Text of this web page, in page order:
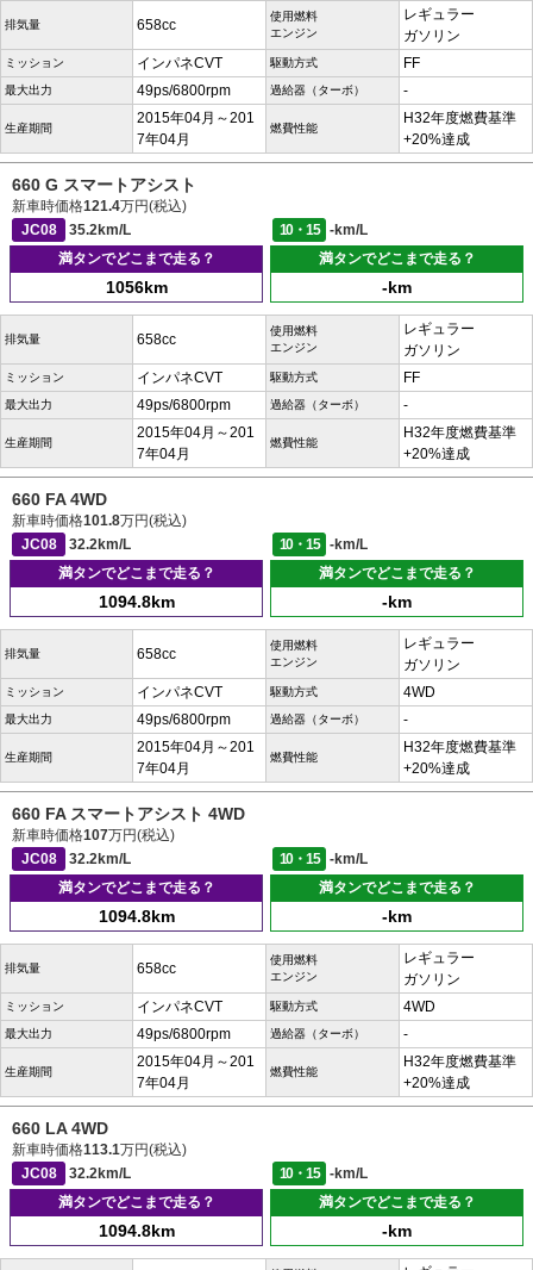
排気量 658cc
使用燃料
エンジン
レギュラー
ガソリン
ミッション インパネCVT 駆動方式 FF
最大出力 49ps/6800rpm 過給器（ターボ） -
生産期間
2015年04月～201
7年04月
燃費性能
H32年度燃費基準
+20%達成
660 G スマートアシスト
新車時価格121.4万円(税込)
JC08
35.2km/L 10・15
-km/L
満タンでどこまで走る？
1056km
満タンでどこまで走る？
-km
排気量 658cc
使用燃料
エンジン
レギュラー
ガソリン
ミッション インパネCVT 駆動方式 FF
最大出力 49ps/6800rpm 過給器（ターボ） -
生産期間
2015年04月～201
7年04月
燃費性能
H32年度燃費基準
+20%達成
660 FA 4WD
新車時価格101.8万円(税込)
JC08
32.2km/L 10・15
-km/L
満タンでどこまで走る？
1094.8km
満タンでどこまで走る？
-km
排気量 658cc
使用燃料
エンジン
レギュラー
ガソリン
ミッション インパネCVT 駆動方式 4WD
最大出力 49ps/6800rpm 過給器（ターボ） -
生産期間
2015年04月～201
7年04月
燃費性能
H32年度燃費基準
+20%達成
660 FA スマートアシスト 4WD
新車時価格107万円(税込)
JC08
32.2km/L 10・15
-km/L
満タンでどこまで走る？
1094.8km
満タンでどこまで走る？
-km
排気量 658cc
使用燃料
エンジン
レギュラー
ガソリン
ミッション インパネCVT 駆動方式 4WD
最大出力 49ps/6800rpm 過給器（ターボ） -
生産期間
2015年04月～201
7年04月
燃費性能
H32年度燃費基準
+20%達成
660 LA 4WD
新車時価格113.1万円(税込)
JC08
32.2km/L 10・15
-km/L
満タンでどこまで走る？
1094.8km
満タンでどこまで走る？
-km